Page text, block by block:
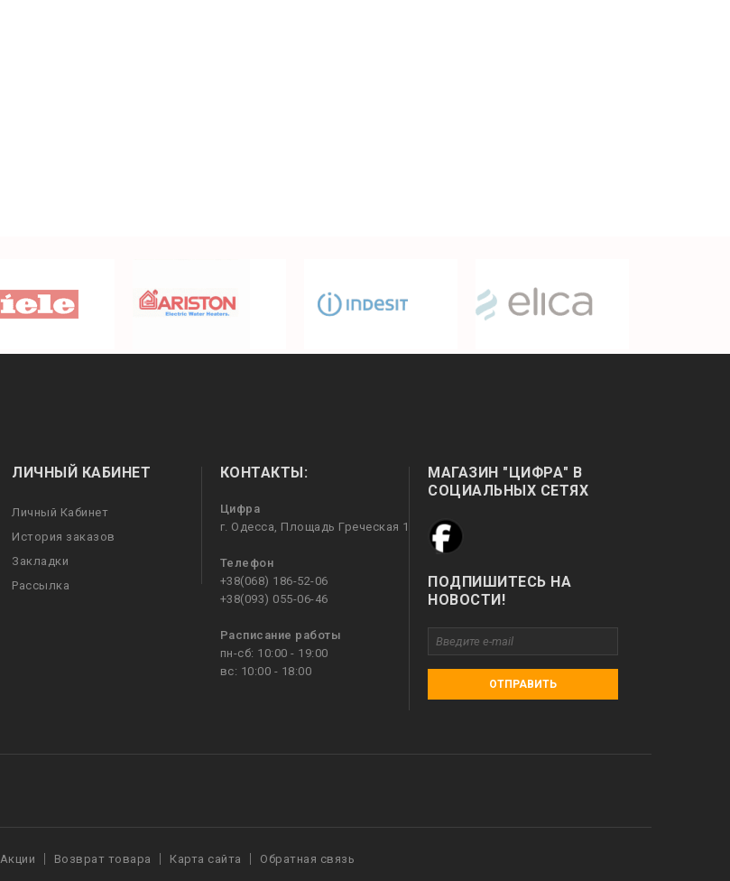
ЛИЧНЫЙ КАБИНЕТ
Личный Кабинет
История заказов
Закладки
Рассылка
КОНТАКТЫ:
Цифра
г. Одесса, Площадь Греческая 1
Телефон
+38(068) 186-52-06
+38(093) 055-06-46
Расписание работы
пн-сб: 10:00 - 19:00
вс: 10:00 - 18:00
МАГАЗИН "ЦИФРА" В
СОЦИАЛЬНЫХ СЕТЯХ
ПОДПИШИТЕСЬ НА
НОВОСТИ!
ОТПРАВИТЬ
Акции Возврат товара Карта сайта Обратная связь